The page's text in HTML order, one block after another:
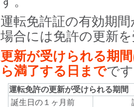
運転免許証の有効期
場合には免許の更新
更新が受けられる期
ら満了する日までで
運転免許の更新が受けられる期間
誕生日の１ヶ月前